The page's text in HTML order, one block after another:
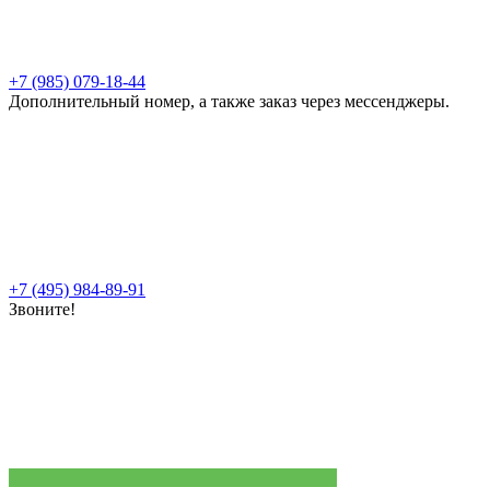
+7 (985) 079-18-44
Дополнительный номер, а также заказ через мессенджеры.
+7 (495) 984-89-91
Звоните!